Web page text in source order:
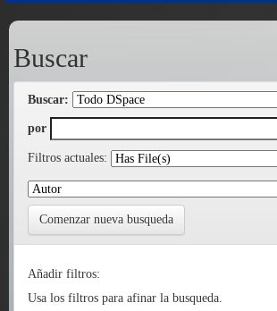
Buscar
Buscar:
por
Filtros actuales:
Comenzar nueva busqueda
Añadir filtros:
Usa los filtros para afinar la busqueda.